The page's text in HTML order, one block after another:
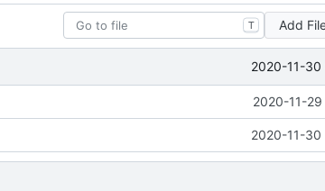
T Add
2020-11-
2020-11-
2020-11-